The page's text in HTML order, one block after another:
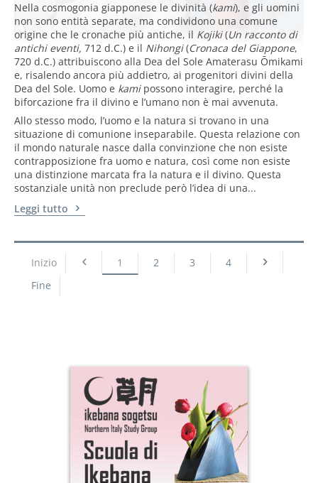
Nella cosmogonia giapponese le divinità (kami), e gli uomini
non sono entità separate, ma condividono una comune
origine che le cronache più antiche, il Kojiki(Un racconto di
antichi eventi, 712 d.C.) e il Nihongi(Cronaca del Giappone,
720 d.C.) attribuiscono alla Dea del Sole Amaterasu Ōmikami
e, risalendo ancora più addietro, ai progenitori divini della
Dea del Sole. Uomo e kamipossono interagire, perché la
biforcazione fra il divino e l’umano non è mai avvenuta.
Allo stesso modo, l’uomo e la natura si trovano in una
situazione di comunione inseparabile. Questa relazione con
il mondo naturale nasce dalla convinzione che non esiste
contrapposizione fra uomo e natura, così come non esiste
una distinzione marcata fra la natura e il divino. Questa
sostanziale unità non preclude però l’idea di una...
Leggi tutto
Inizio 1 2 3
4
Fine